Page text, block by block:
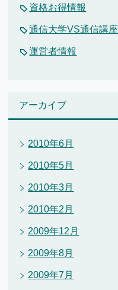
資格お得情報
通信大学VS通信講座
運営者情報
アーカイブ
2010年6月
2010年5月
2010年3月
2010年2月
2009年12月
2009年8月
2009年7月